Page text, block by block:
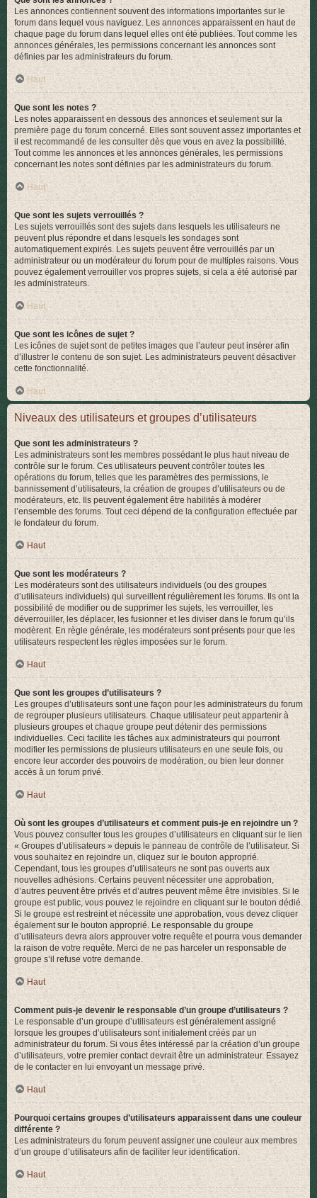
Les annonces contiennent souvent des informations importantes sur le
forum dans lequel vous naviguez. Les annonces apparaissent en haut de
chaque page du forum dans lequel elles ont été publiées. Tout comme les
annonces générales, les permissions concernant les annonces sont
définies par les administrateurs du forum.
Haut
Que sont les notes ?
Les notes apparaissent en dessous des annonces et seulement sur la
première page du forum concerné. Elles sont souvent assez importantes et
il est recommandé de les consulter dès que vous en avez la possibilité.
Tout comme les annonces et les annonces générales, les permissions
concernant les notes sont définies par les administrateurs du forum.
Haut
Que sont les sujets verrouillés ?
Les sujets verrouillés sont des sujets dans lesquels les utilisateurs ne
peuvent plus répondre et dans lesquels les sondages sont
automatiquement expirés. Les sujets peuvent être verrouillés par un
administrateur ou un modérateur du forum pour de multiples raisons. Vous
pouvez également verrouiller vos propres sujets, si cela a été autorisé par
les administrateurs.
Haut
Que sont les icônes de sujet ?
Les icônes de sujet sont de petites images que l’auteur peut insérer afin
d’illustrer le contenu de son sujet. Les administrateurs peuvent désactiver
cette fonctionnalité.
Haut
Niveaux des utilisateurs et groupes d’utilisateurs
Que sont les administrateurs ?
Les administrateurs sont les membres possédant le plus haut niveau de
contrôle sur le forum. Ces utilisateurs peuvent contrôler toutes les
opérations du forum, telles que les paramètres des permissions, le
bannissement d’utilisateurs, la création de groupes d’utilisateurs ou de
modérateurs, etc. Ils peuvent également être habilités à modérer
l’ensemble des forums. Tout ceci dépend de la configuration effectuée par
le fondateur du forum.
Haut
Que sont les modérateurs ?
Les modérateurs sont des utilisateurs individuels (ou des groupes
d’utilisateurs individuels) qui surveillent régulièrement les forums. Ils ont la
possibilité de modifier ou de supprimer les sujets, les verrouiller, les
déverrouiller, les déplacer, les fusionner et les diviser dans le forum qu’ils
modèrent. En règle générale, les modérateurs sont présents pour que les
utilisateurs respectent les règles imposées sur le forum.
Haut
Que sont les groupes d’utilisateurs ?
Les groupes d’utilisateurs sont une façon pour les administrateurs du forum
de regrouper plusieurs utilisateurs. Chaque utilisateur peut appartenir à
plusieurs groupes et chaque groupe peut détenir des permissions
individuelles. Ceci facilite les tâches aux administrateurs qui pourront
modifier les permissions de plusieurs utilisateurs en une seule fois, ou
encore leur accorder des pouvoirs de modération, ou bien leur donner
accès à un forum privé.
Haut
Où sont les groupes d’utilisateurs et comment puis-je en rejoindre un ?
Vous pouvez consulter tous les groupes d’utilisateurs en cliquant sur le lien
« Groupes d’utilisateurs » depuis le panneau de contrôle de l’utilisateur. Si
vous souhaitez en rejoindre un, cliquez sur le bouton approprié.
Cependant, tous les groupes d’utilisateurs ne sont pas ouverts aux
nouvelles adhésions. Certains peuvent nécessiter une approbation,
d’autres peuvent être privés et d’autres peuvent même être invisibles. Si le
groupe est public, vous pouvez le rejoindre en cliquant sur le bouton dédié.
Si le groupe est restreint et nécessite une approbation, vous devez cliquer
également sur le bouton approprié. Le responsable du groupe
d’utilisateurs devra alors approuver votre requête et pourra vous demander
la raison de votre requête. Merci de ne pas harceler un responsable de
groupe s’il refuse votre demande.
Haut
Comment puis-je devenir le responsable d’un groupe d’utilisateurs ?
Le responsable d’un groupe d’utilisateurs est généralement assigné
lorsque les groupes d’utilisateurs sont initialement créés par un
administrateur du forum. Si vous êtes intéressé par la création d’un groupe
d’utilisateurs, votre premier contact devrait être un administrateur. Essayez
de le contacter en lui envoyant un message privé.
Haut
Pourquoi certains groupes d’utilisateurs apparaissent dans une couleur
différente ?
Les administrateurs du forum peuvent assigner une couleur aux membres
d’un groupe d’utilisateurs afin de faciliter leur identification.
Haut